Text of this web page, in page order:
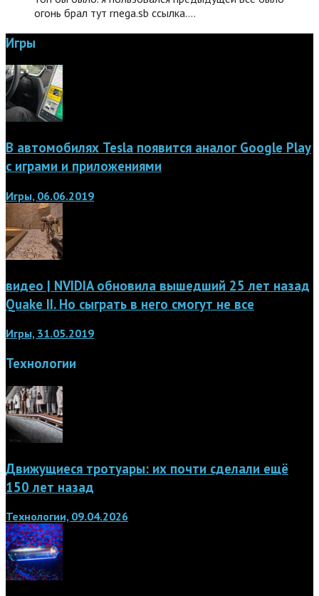
огонь брал тут rnega.sb ссылка.…
Игры
В автомобилях Tesla появится аналог Google Play
с играми и приложениями
Игры, 06.06.2019
видео | NVIDIA обновила вышедший 25 лет назад
Quake II. Но сыграть в него смогут не все
Игры, 31.05.2019
Технологии
Движущиеся тротуары: их почти сделали ещё
150 лет назад
Технологии, 09.04.2026